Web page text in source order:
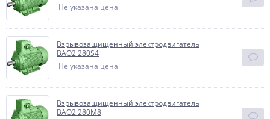
Не указана цена
Взрывозащищенный электродвигатель
BAO2 280S4
Не указана цена
Взрывозащищенный электродвигатель
BAO2 280M8